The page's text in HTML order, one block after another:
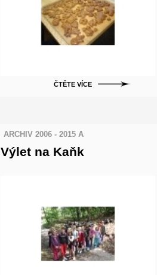
ČTĚTE VÍCE
ARCHIV 2006 - 2015 A
Výlet na Kaňk